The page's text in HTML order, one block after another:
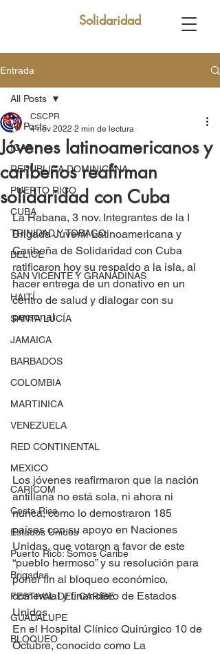
Solidaridad
Entrada
All Posts
ICAP
REPUBLICA DOMINICANA
PUERTO RICO
CUBA
TRINIDAD Y TOBAGO
BELICE
SAN VICENTE Y GRANADINAS
HAITÍ
SANTA LUCÍA
JAMAICA
BARBADOS
COLOMBIA
MARTINICA
VENEZUELA
RED CONTINENTAL
MEXICO
CARICOM
Costa Rica
Estados Unidos
Puerto Rico: Somos Caribe
Brigadas
FESTIVAL DEL CARIBE
GUADALUPE
BLOQUEO
All Posts
Jóvenes latinoamericanos y
caribeños reafirman
solidaridad con Cuba
CSCPR
4 nov 2022 2 min de lectura
La Habana, 3 nov. Integrantes de la I
Brigada Juvenil Latinoamericana y
Caribeña de Solidaridad con Cuba
ratificaron hoy su respaldo a la isla, al
hacer entrega de un donativo en un
centro de salud y dialogar con su
personal.
Los jóvenes reafirmaron que la nación
antillana no está sola, ni ahora ni
nunca, como lo demostraron 185
países con su apoyo en Naciones
Unidas, que votaron a favor de este
“pueblo hermoso” y su resolución para
poner fin al bloqueo económico,
comercial y financiero de Estados
Unidos.
En el Hospital Clínico Quirúrgico 10 de
Octubre, conocido como La